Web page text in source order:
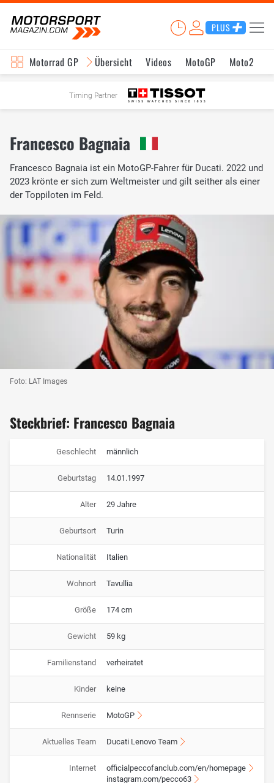
PLUS
Motorrad GP Übersicht Videos MotoGP Moto2
Timing Partner
Francesco Bagnaia
Francesco Bagnaia ist ein MotoGP-Fahrer für Ducati. 2022 und
2023 krönte er sich zum Weltmeister und gilt seither als einer
der Toppiloten im Feld.
Foto: LAT Images
Steckbrief: Francesco Bagnaia
Geschlecht männlich
Geburtstag 14.01.1997
Alter 29 Jahre
Geburtsort Turin
Nationalität Italien
Wohnort Tavullia
Größe 174 cm
Gewicht 59 kg
Familienstand verheiratet
Kinder keine
Rennserie MotoGP
Aktuelles Team Ducati Lenovo Team
Internet
officialpeccofanclub.com/en/homepage
instagram.com/pecco63